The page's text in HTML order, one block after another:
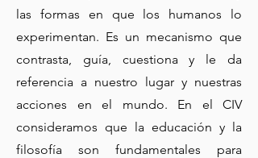
las formas en que los humanos lo
experimentan. Es un mecanismo que
contrasta, guía, cuestiona y le da
referencia a nuestro lugar y nuestras
acciones en el mundo. En el CIV
consideramos que la educación y la
filosofía son fundamentales para